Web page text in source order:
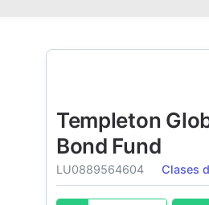
Templeton
Bond Fund
LU0889564604 Clases